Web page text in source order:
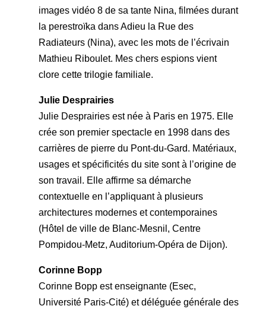
images vidéo 8 de sa tante Nina, filmées durant
la perestroïka dans Adieu la Rue des
Radiateurs (Nina), avec les mots de l’écrivain
Mathieu Riboulet. Mes chers espions vient
clore cette trilogie familiale.
Julie Desprairies
Julie Desprairies est née à Paris en 1975. Elle
crée son premier spectacle en 1998 dans des
carrières de pierre du Pont-du-Gard. Matériaux,
usages et spécificités du site sont à l’origine de
son travail. Elle affirme sa démarche
contextuelle en l’appliquant à plusieurs
architectures modernes et contemporaines
(Hôtel de ville de Blanc-Mesnil, Centre
Pompidou-Metz, Auditorium-Opéra de Dijon).
Corinne Bopp
Corinne Bopp est enseignante (Esec,
Université Paris-Cité) et déléguée générale des